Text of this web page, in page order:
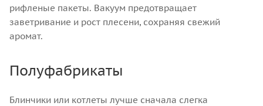
рифленые пакеты. Вакуум предотвращает
заветривание и рост плесени, сохраняя свежий
аромат.
Полуфабрикаты
Блинчики или котлеты лучше сначала слегка